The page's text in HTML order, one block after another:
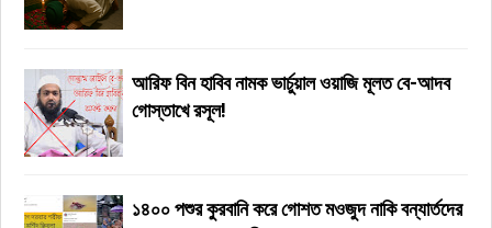
আরিফ বিন হাবিব নামক ভার্চুয়াল ওয়াজি মূলত বে-আদব
গোস্তাখে রসূল!
১৪০০ পশুর কুরবানি করে গোশত মওজুদ নাকি বন্যার্তদের